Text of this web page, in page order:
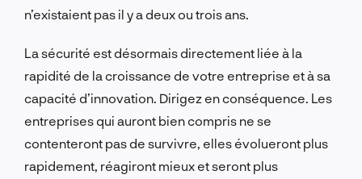
n’existaient pas il y a deux ou trois ans.
La sécurité est désormais directement liée à la
rapidité de la croissance de votre entreprise et à sa
capacité d’innovation. Dirigez en conséquence. Les
entreprises qui auront bien compris ne se
contenteront pas de survivre, elles évolueront plus
rapidement, réagiront mieux et seront plus